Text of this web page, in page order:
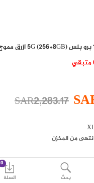
ومكالمات
بحث
0
السلة
SAR2,283.17
من المخزن